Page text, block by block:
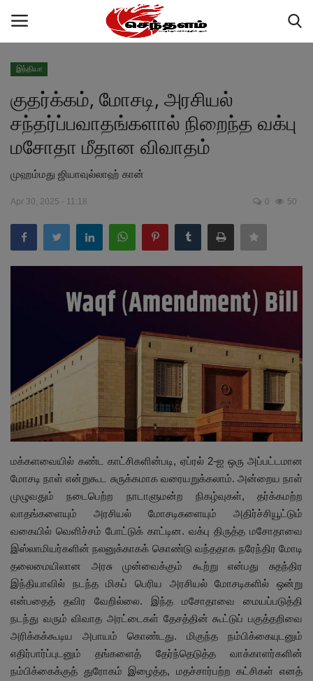
Home
செய்திகள்
அரசியல்
ஆவண காப்பகம்
சந்தா
Language
English Tamil
இந்தியா
குதர்க்கம், மோசடி, அரசியல்
சந்தர்ப்பவாதங்களால் நிறைந்த வக்பு
மசோதா மீதான விவாதம்
முஹம்மது ஜியாவுல்லாஹ் கான்
Apr 30, 2025 - 11:18 0 50
மக்களவையில் கண்ட காட்சிகளின்படி, ஏப்ரல் 2-ஐ ஒரு அப்பட்டமான
மோசடி நாள் என்றுகூட சுருக்கமாக வரையறுக்கலாம். அன்றைய நாள்
முழுவதும் நடைபெற்ற நாடாளுமன்ற நிகழ்வுகள், தர்க்கமற்ற
வாதங்களையும் அரசியல் மோசடிகளையும் அதிர்ச்சியூட்டும்
வகையில் வெளிச்சம் போட்டுக் காட்டின. வக்பு திருத்த மசோதாவை
இஸ்லாமியர்களின் நலனுக்காகக் கொண்டு வந்ததாக நரேந்திர மோடி
தலைமையிலான அரசு முன்வைக்கும் கூற்று என்பது சுதந்திர
இந்தியாவில் நடந்த மிகப் பெரிய அரசியல் மோசடிகளில் ஒன்று
என்பதைத் தவிர வேறில்லை. இந்த மசோதாவை மையப்படுத்தி
நடந்து வரும் விவாத அரட்டைகள் தேசத்தின் கூட்டுப் பகுத்தறிவை
அரிக்கக்கூடிய அபாயம் கொண்டது. மிகுந்த நம்பிக்கையுடனும்
எதிர்பார்ப்புடனும் தங்களைத் தேர்ந்தெடுத்த வாக்காளர்களின்
நம்பிக்கைக்குத் துரோகம் இழைத்த, மதச்சார்பற்ற கட்சிகள் எனத்